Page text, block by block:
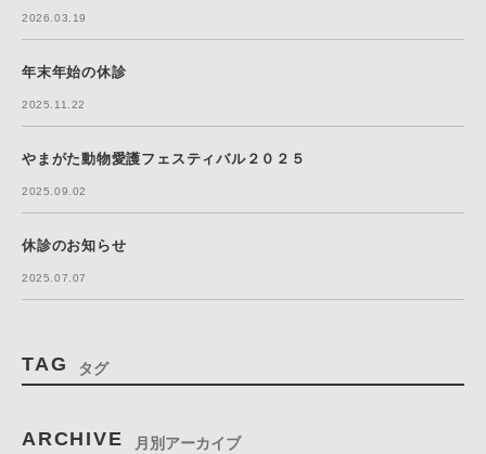
2026.03.19
年末年始の休診
2025.11.22
やまがた動物愛護フェスティバル２０２５
2025.09.02
休診のお知らせ
2025.07.07
TAG タグ
ARCHIVE 月別アーカイブ